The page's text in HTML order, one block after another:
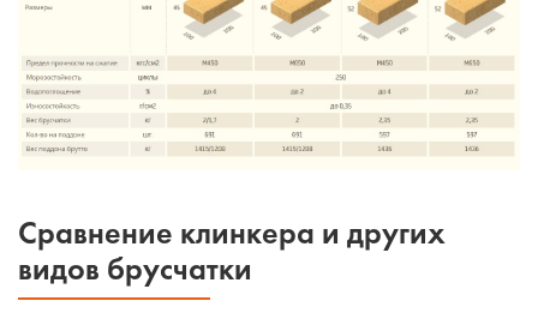
Сравнение клинкера и других
видов брусчатки